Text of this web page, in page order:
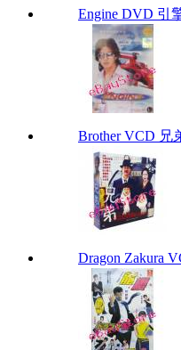
Engine DVD 引
Brother VCD 兄
Dragon Zakura